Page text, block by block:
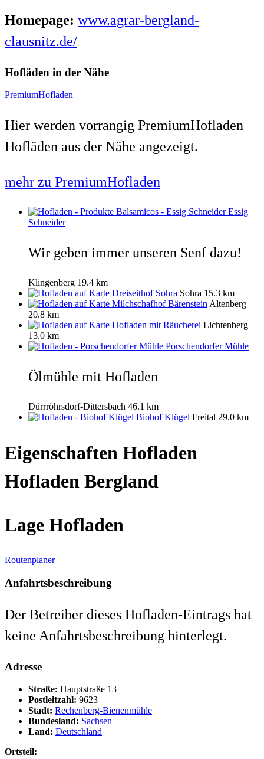
Homepage: www.agrar-bergland-
clausnitz.de/
Hofläden in der Nähe
PremiumHofladen
Hier werden vorrangig PremiumHofladen
Hofläden aus der Nähe angezeigt.
mehr zu PremiumHofladen
Essig
Schneider
Wir geben immer unseren Senf dazu!
Klingenberg 19.4 km
Dreiseithof Sohra Sohra 15.3 km
Milchschafhof Bärenstein Altenberg
20.8 km
Hofladen mit Räucherei Lichtenberg
13.0 km
Porschendorfer Mühle
Ölmühle mit Hofladen
Dürrröhrsdorf-Dittersbach 46.1 km
Biohof Klügel Freital 29.0 km
Eigenschaften Hofladen
Hofladen Bergland
Lage Hofladen
Routenplaner
Anfahrtsbeschreibung
Der Betreiber dieses Hofladen-Eintrags hat
keine Anfahrtsbeschreibung hinterlegt.
Adresse
Straße: Hauptstraße 13
Postleitzahl: 9623
Stadt: Rechenberg-Bienenmühle
Bundesland: Sachsen
Land: Deutschland
Ortsteil: